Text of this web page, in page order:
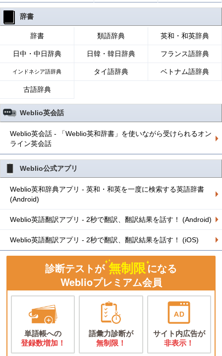
辞書
辞書 類語辞典 英和・和英辞典
日中・中日辞典 日韓・韓日辞典 フランス語辞典
インドネシア語辞典 タイ語辞典 ベトナム語辞典
古語辞典
Weblio英会話
Weblio英会話 - 「Weblio英和辞書」を使いながら受けられるオン
ライン英会話
Weblio公式アプリ
Weblio英和辞典アプリ - 英和・和英を一度に検索する英語辞書
(Android)
Weblio英語翻訳アプリ - 2秒で翻訳、翻訳結果を話す！ (Android)
Weblio英語翻訳アプリ - 2秒で翻訳、翻訳結果を話す！ (iOS)
診断テストが 無制限になる
Weblioプレミアム会員
単語帳への
登録数増加！
語彙力診断が
無制限！
サイト内広告が
非表示！